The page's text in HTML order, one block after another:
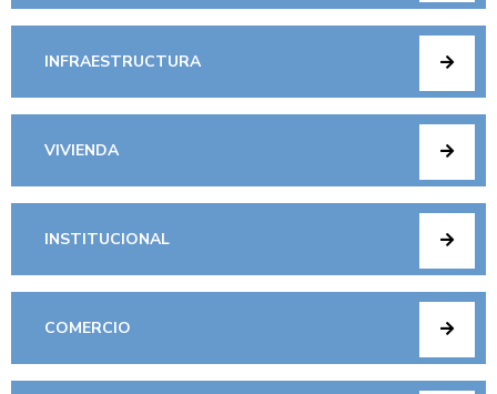
INFRAESTRUCTURA
VIVIENDA
INSTITUCIONAL
COMERCIO